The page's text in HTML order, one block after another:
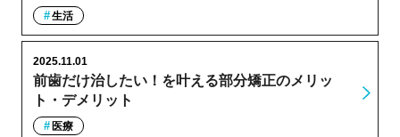
生活
前歯だけ治したい！を叶える部分矯正のメリッ
ト・デメリット
2025.11.01
医療